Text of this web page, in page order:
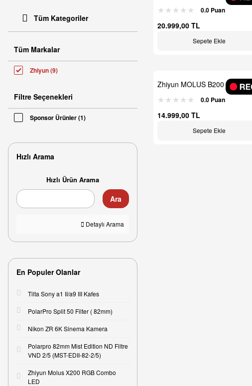
Tüm Kategoriler
Tüm Markalar
Zhiyun (9)
Filtre Seçenekleri
Sponsor Ürünler (1)
Hızlı Arama
Hızlı Ürün Arama
Ara
Detaylı Arama
En Populer Olanlar
Tilta Sony a1 II/a9 III Kafes
PolarPro Split 50 Filter ( 82mm)
Nikon ZR 6K Sinema Kamera
Polarpro 82mm Mist Edition ND Filtre
VND 2/5 (MST-EDII-82-2/5)
Zhiyun Molus X200 RGB Combo
LED
200W
0.0 Puan
20.999,00 TL
Sepete Ekle
Zhiyun MOLUS B200 Bi-Color
LED Monolight0.0 Puan
14.999,00 TL
Sepete Ekle